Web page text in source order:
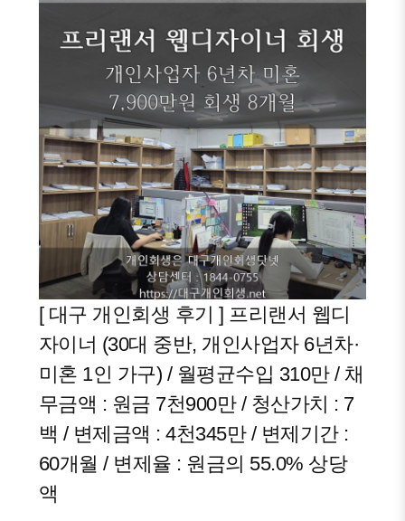
[ 대구 개인회생 후기 ] 프리랜서 웹디
자이너 (30대 중반, 개인사업자 6년차·
미혼 1인 가구) / 월평균수입 310만 / 채
무금액 : 원금 7천900만 / 청산가치 : 7
백 / 변제금액 : 4천345만 / 변제기간 :
60개월 / 변제율 : 원금의 55.0% 상당
액